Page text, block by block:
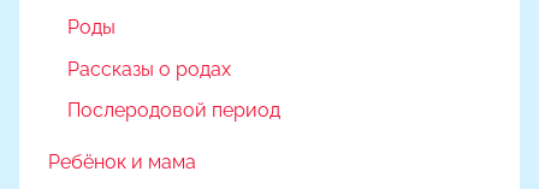
Роды
Рассказы о родах
Послеродовой период
Ребёнок и мама